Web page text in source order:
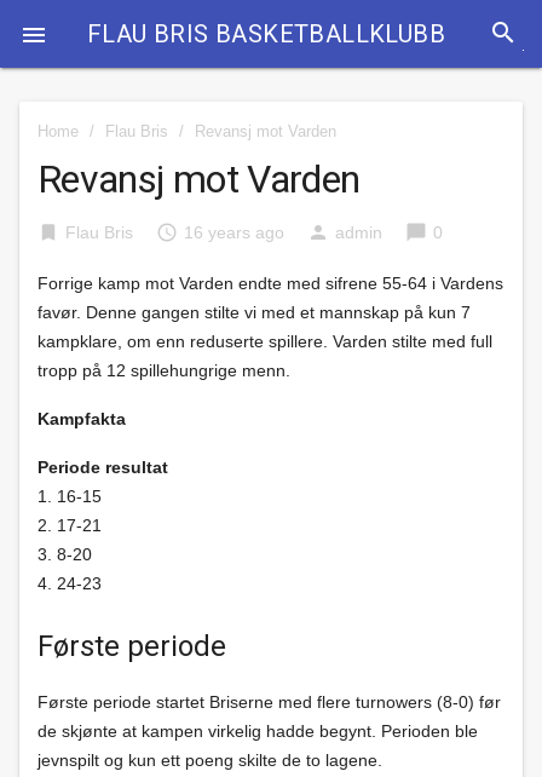
 FLAU BRIS BASKETBALLKLUBB search
Home / Flau Bris / Revansj mot Varden
Revansj mot Varden
bookmark Flau Bris access_time 16 years ago person admin chat_bubble 0
Forrige kamp mot Varden endte med sifrene 55-64 i Vardens
favør. Denne gangen stilte vi med et mannskap på kun 7
kampklare, om enn reduserte spillere. Varden stilte med full
tropp på 12 spillehungrige menn.
Kampfakta
Periode resultat
1. 16-15
2. 17-21
3. 8-20
4. 24-23
Første periode
Første periode startet Briserne med flere turnowers (8-0) før
de skjønte at kampen virkelig hadde begynt. Perioden ble
jevnspilt og kun ett poeng skilte de to lagene.